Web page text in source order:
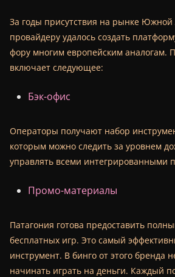
За годы присутствия на рынке
провайдеру удалось создать
фору многим европейским аналогам.
включает следующее:
Бэк-офис
Операторы получают набор
которым можно следить за уровнем
управлять всеми интегрированными
Промо-материалы
Патагония готова предоставить
бесплатных игр. Это самый
инструмент. В бинго от этого бренда
начинать играть на деньги. Каждый